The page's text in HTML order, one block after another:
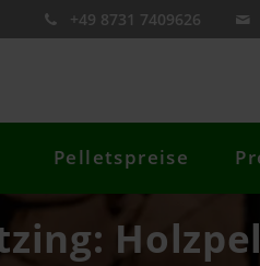
+49 8731 7409626
Pelletspreise